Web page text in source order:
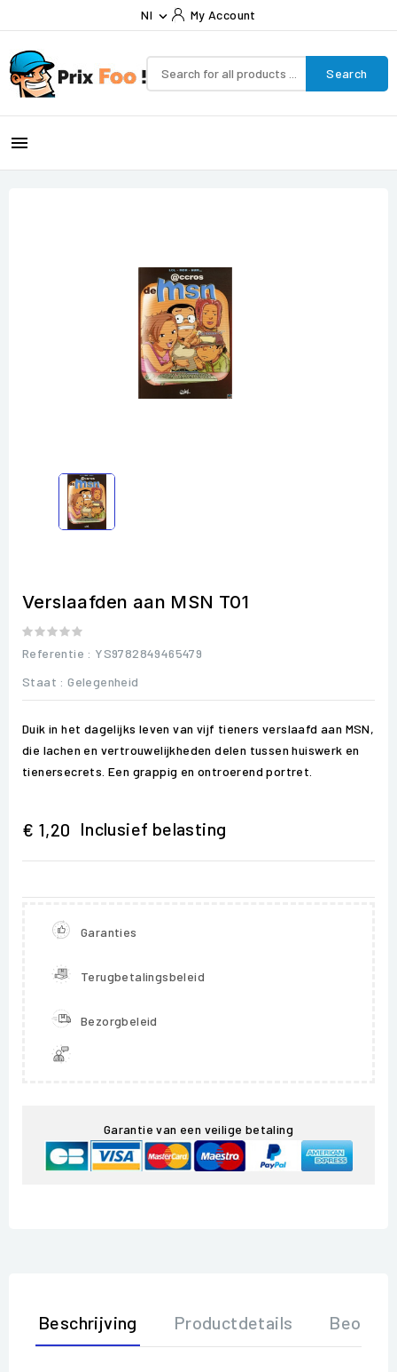
Nl  My Account
Search

Verslaafden aan MSN T01
Referentie : YS9782849465479
Staat : Gelegenheid
Duik in het dagelijks leven van vijf tieners verslaafd aan MSN,
die lachen en vertrouwelijkheden delen tussen huiswerk en
tienersecrets. Een grappig en ontroerend portret.
€ 1,20 Inclusief belasting
Garanties
Terugbetalingsbeleid
Bezorgbeleid
Garantie van een veilige betaling
Beschrijving Productdetails